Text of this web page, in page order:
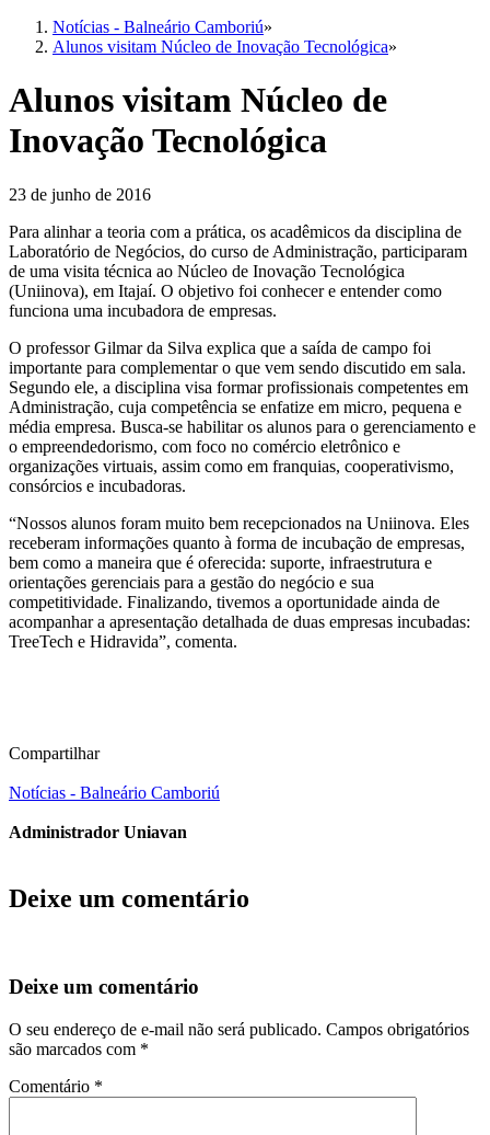
Notícias - Balneário Camboriú»
Alunos visitam Núcleo de Inovação Tecnológica»
Alunos visitam Núcleo de
Inovação Tecnológica
23 de junho de 2016
Para alinhar a teoria com a prática, os acadêmicos da disciplina de
Laboratório de Negócios, do curso de Administração, participaram
de uma visita técnica ao Núcleo de Inovação Tecnológica
(Uniinova), em Itajaí. O objetivo foi conhecer e entender como
funciona uma incubadora de empresas.
O professor Gilmar da Silva explica que a saída de campo foi
importante para complementar o que vem sendo discutido em sala.
Segundo ele, a disciplina visa formar profissionais competentes em
Administração, cuja competência se enfatize em micro, pequena e
média empresa. Busca-se habilitar os alunos para o gerenciamento e
o empreendedorismo, com foco no comércio eletrônico e
organizações virtuais, assim como em franquias, cooperativismo,
consórcios e incubadoras.
“Nossos alunos foram muito bem recepcionados na Uniinova. Eles
receberam informações quanto à forma de incubação de empresas,
bem como a maneira que é oferecida: suporte, infraestrutura e
orientações gerenciais para a gestão do negócio e sua
competitividade. Finalizando, tivemos a oportunidade ainda de
acompanhar a apresentação detalhada de duas empresas incubadas:
TreeTech e Hidravida”, comenta.
Compartilhar
Notícias - Balneário Camboriú
Administrador Uniavan
Deixe um comentário
Deixe um comentário
O seu endereço de e-mail não será publicado. Campos obrigatórios
são marcados com *
Comentário *